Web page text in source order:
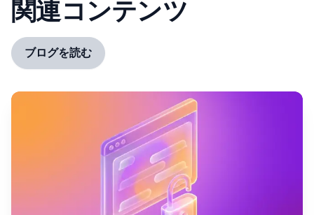
関連コンテンツ
ブログを読む